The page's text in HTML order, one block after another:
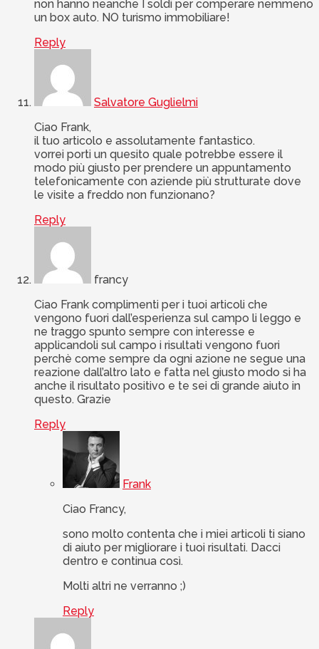
non hanno neanche I soldi per comperare nemmeno
un box auto. NO turismo immobiliare!
Reply
Salvatore Guglielmi
Ciao Frank,
il tuo articolo e assolutamente fantastico.
vorrei porti un quesito quale potrebbe essere il
modo più giusto per prendere un appuntamento
telefonicamente con aziende più strutturate dove
le visite a freddo non funzionano?
Reply
francy
Ciao Frank complimenti per i tuoi articoli che
vengono fuori dall’esperienza sul campo li leggo e
ne traggo spunto sempre con interesse e
applicandoli sul campo i risultati vengono fuori
perchè come sempre da ogni azione ne segue una
reazione dall’altro lato e fatta nel giusto modo si ha
anche il risultato positivo e te sei di grande aiuto in
questo. Grazie
Reply
Frank
Ciao Francy,
sono molto contenta che i miei articoli ti siano
di aiuto per migliorare i tuoi risultati. Dacci
dentro e continua così.
Molti altri ne verranno ;)
Reply